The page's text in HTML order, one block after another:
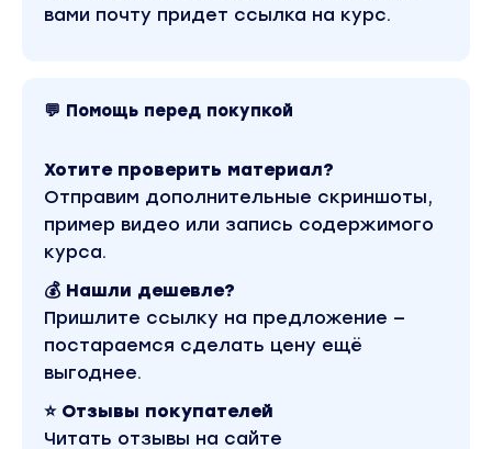
вами почту придет ссылка на курс.
💬 Помощь перед покупкой
Хотите проверить материал?
Отправим дополнительные скриншоты,
пример видео или запись содержимого
курса.
💰 Нашли дешевле?
Пришлите ссылку на предложение —
постараемся сделать цену ещё
выгоднее.
⭐ Отзывы покупателей
Читать отзывы на сайте